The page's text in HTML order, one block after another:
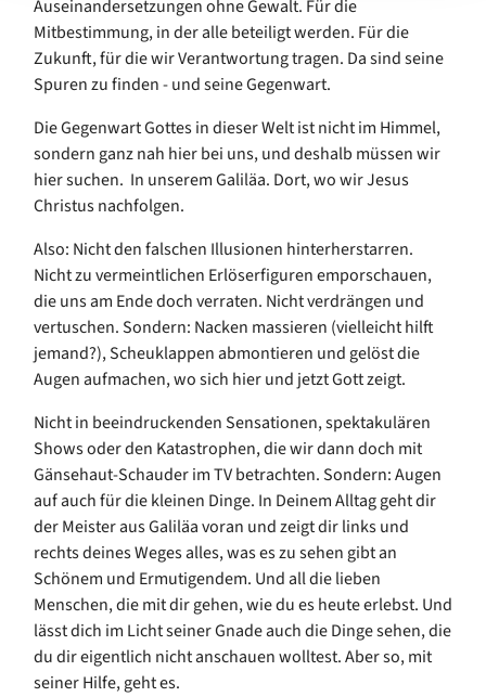
Auseinandersetzungen ohne Gewalt. Für die
Mitbestimmung, in der alle beteiligt werden. Für die
Zukunft, für die wir Verantwortung tragen. Da sind seine
Spuren zu finden - und seine Gegenwart.
Die Gegenwart Gottes in dieser Welt ist nicht im Himmel,
sondern ganz nah hier bei uns, und deshalb müssen wir
hier suchen. In unserem Galiläa. Dort, wo wir Jesus
Christus nachfolgen.
Also: Nicht den falschen Illusionen hinterherstarren.
Nicht zu vermeintlichen Erlöserfiguren emporschauen,
die uns am Ende doch verraten. Nicht verdrängen und
vertuschen. Sondern: Nacken massieren (vielleicht hilft
jemand?), Scheuklappen abmontieren und gelöst die
Augen aufmachen, wo sich hier und jetzt Gott zeigt.
Nicht in beeindruckenden Sensationen, spektakulären
Shows oder den Katastrophen, die wir dann doch mit
Gänsehaut-Schauder im TV betrachten. Sondern: Augen
auf auch für die kleinen Dinge. In Deinem Alltag geht dir
der Meister aus Galiläa voran und zeigt dir links und
rechts deines Weges alles, was es zu sehen gibt an
Schönem und Ermutigendem. Und all die lieben
Menschen, die mit dir gehen, wie du es heute erlebst. Und
lässt dich im Licht seiner Gnade auch die Dinge sehen, die
du dir eigentlich nicht anschauen wolltest. Aber so, mit
seiner Hilfe, geht es.